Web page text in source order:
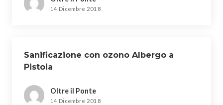
14 Dicembre 2018
Sanificazione con ozono Albergo a
Pistoia
Oltre il Ponte
14 Dicembre 2018